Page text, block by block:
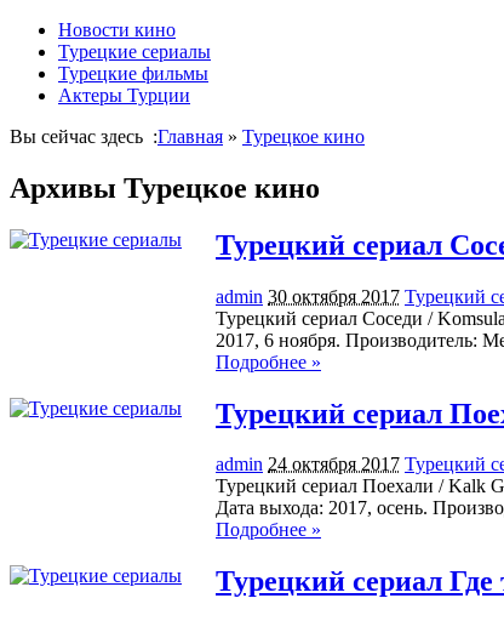
Новости кино
Турецкие сериалы
Турецкие фильмы
Актеры Турции
Вы сейчас здесь :Главная » Турецкое кино
Архивы Турецкое кино
Турецкий сериал
admin 30 октября 2017 Турецкий
Турецкий сериал Соседи /
2017, 6 ноября. Производитель:
Подробнее »
Турецкий сериал
admin 24 октября 2017 Турецкий
Турецкий сериал Поехали / Kalk
Дата выхода: 2017, осень.
Подробнее »
Турецкий сериал Где